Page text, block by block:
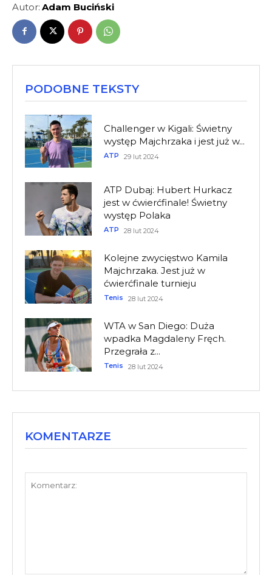
Autor: Adam Buciński
PODOBNE TEKSTY
Challenger w Kigali: Świetny
występ Majchrzaka i jest już w...
ATP 29 lut 2024
ATP Dubaj: Hubert Hurkacz
jest w ćwierćfinale! Świetny
występ Polaka
ATP 28 lut 2024
Kolejne zwycięstwo Kamila
Majchrzaka. Jest już w
ćwierćfinale turnieju
Tenis 28 lut 2024
WTA w San Diego: Duża
wpadka Magdaleny Fręch.
Przegrała z...
Tenis 28 lut 2024
KOMENTARZE